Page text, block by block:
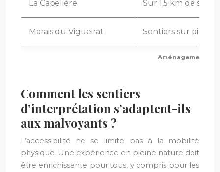
Aménagements
La Capelière Sur 1,5 km de
Marais du Vigueirat Sentiers sur pilotis
Comment les sentiers
d’interprétation s’adaptent-ils
aux malvoyants ?
L’accessibilité ne se limite pas à la mobilité
physique. Une expérience en pleine nature doit
être enrichissante pour tous, y compris pour les